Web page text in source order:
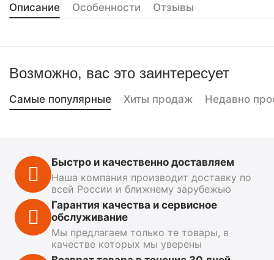
Описание Особенности Отзывы
Возможно, вас это заинтересует
Самые популярные Хиты продаж Недавно
Быстро и качественно доставляем
Наша компания производит доставку по
всей России и ближнему зарубежью
Гарантия качества и сервисное
обслуживание
Мы предлагаем только те товары, в
качестве которых мы уверены